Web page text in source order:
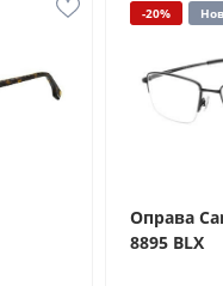
-20%
Оправа
8895 BLX